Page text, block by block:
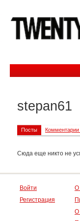
stepan61
Посты Комментарии
Сюда еще никто не
Войти
Регистрация
О
О